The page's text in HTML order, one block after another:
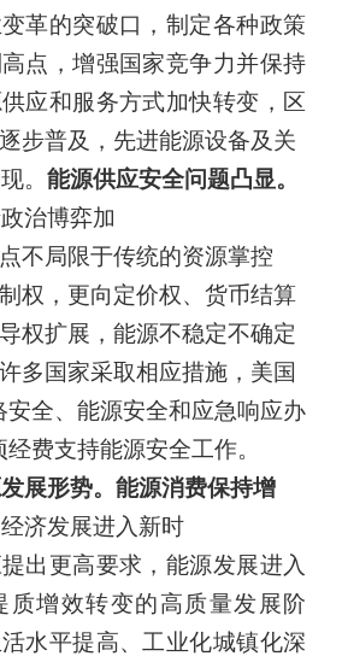
革的突破口，制定各种政策
点，增强国家竞争力并保持
应和服务方式加快转变，区
步普及，先进能源设备及关
。能源供应安全问题凸显。
治博弈加
不局限于传统的资源掌控
权，更向定价权、货币结算
权扩展，能源不稳定不确定
多国家采取相应措施，美国
全、 能源安全和应急响应办
费支持能源安全工作。
展形势。能源消费保持增
济发展进入新时
出更高要求，能源发展进入
质增效转变的高质量发展阶
水平提高、工业化城镇化深